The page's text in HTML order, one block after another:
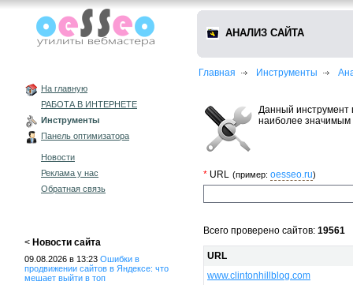
На главную
РАБОТА В ИНТЕРНЕТЕ
Инструменты
Панель оптимизатора
Новости
Реклама у нас
Обратная связь
< Новости сайта
09.08.2026 в 13:23 Ошибки в
продвижении сайтов в Яндексе: что
мешает выйти в топ
АНАЛИЗ САЙТА
Главная Инструменты
Данный
наиболее значимым
* URL (пример: oesseo.ru)
Всего проверено сайтов: 19561
URL
www.clintonhillblog.com